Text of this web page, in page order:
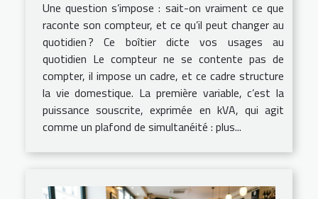
Une question s’impose : sait-on vraiment ce que
raconte son compteur, et ce qu’il peut changer au
quotidien ? Ce boîtier dicte vos usages au
quotidien Le compteur ne se contente pas de
compter, il impose un cadre, et ce cadre structure
la vie domestique. La première variable, c’est la
puissance souscrite, exprimée en kVA, qui agit
comme un plafond de simultanéité : plus...